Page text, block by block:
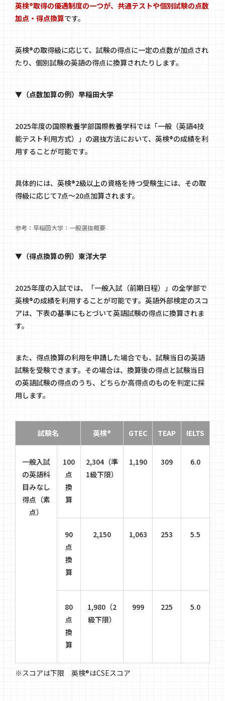
英検®取得の優遇制度の一つが、共通テストや個別試験の点数
加点・得点換算です。
英検®の取得級に応じて、試験の得点に一定の点数が加点され
たり、個別試験の英語の得点に換算されたりします。
▼（点数加算の例）早稲田大学
2025年度の国際教養学部国際教養学科では「一般（英語4技
能テスト利用方式）」の選抜方法において、英検®の成績を利
用することが可能です。
具体的には、英検®2級以上の資格を持つ受験生には、その取
得級に応じて7点〜20点加算されます。
参考： 早稲田大学：一般選抜概要
▼（得点換算の例）東洋大学
2025年度の入試では、「一般入試（前期日程）」の全学部で
英検®の成績を利用することが可能です。英語外部検定のスコ
アは、下表の基準にもとづいて英語試験の得点に換算されま
す。
また、得点換算の利用を申請した場合でも、試験当日の英語
試験を受験できます。その場合は、換算後の得点と試験当日
の英語試験の得点のうち、どちらか高得点のものを判定に採
用します。
試験名 英検® GTEC TEAP IELTS
一般入試
の英語科
目みなし
得点（素
点）
100
点
換
算
2,304（準
1級下限）
1,190 309 6.0
90
点
換
算
2,150 1,063 253 5.5
80
点
換
算
1,980（2
級下限）
999 225 5.0
※スコアは下限 英検®はCSEスコア